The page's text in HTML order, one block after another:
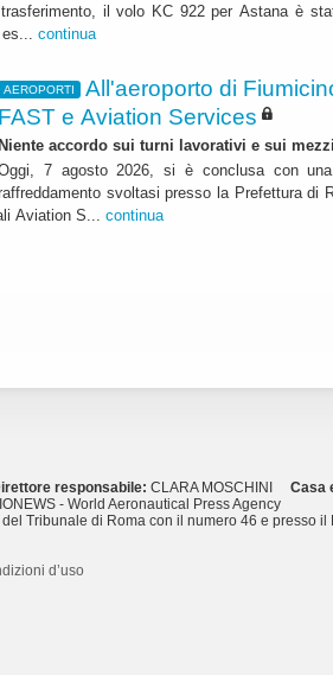
il volo KC 922 per Astana è
continua
AEROPORTI
All'aeroporto di
FAST e Aviation Services
accordo sui turni lavorativi e sui
7 agosto 2026, si è conclusa con
svoltasi presso la Prefettura di
Aviation S... continua
responsabile: CLARA MOSCHINI Casa
- World Aeronautical Press Agency
Tribunale di Roma con il numero 46 e presso il
d’uso